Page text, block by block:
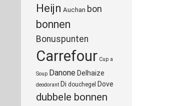
Heijn Auchan bon
bonnen
Bonuspunten
Carrefour Cup a
Soup Danone Delhaize
deodorant Di douchegel Dove
dubbele bonnen